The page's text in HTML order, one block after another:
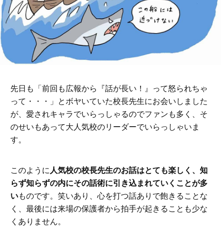
先日も「前回も広報から『話が長い！』って怒られちゃ
って・・・」とボヤいていた校長先生にお会いしました
が、愛されキャラでいらっしゃるのでファンも多く、そ
のせいもあって大人気校のリーダーでいらっしゃいま
す。
このように 人気校の校長先生のお話はとても楽しく、知
らず知らずの内にその話術に引き込まれていくことが多
いものです。笑いあり、心を打つ話ありで飽きることな
く、最後には来場の保護者から拍手が起きることも少な
くありません。